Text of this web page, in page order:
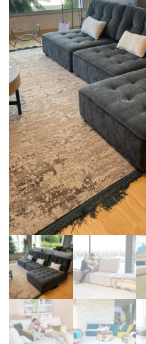
BIBLIOTHÈQUE
TABLE BASSE
FAUTEUILS
CANAPÉS
SALLES À MANGER
CHAISES
TABLES
BAHUT
LITERIE
CONVERTIBLE
MATELAS
LITS RELEVABLES
CADRES DE LIT
TÊTES DE LITS
LITS FIXES
MEUBLES DE COMPLÉMENT